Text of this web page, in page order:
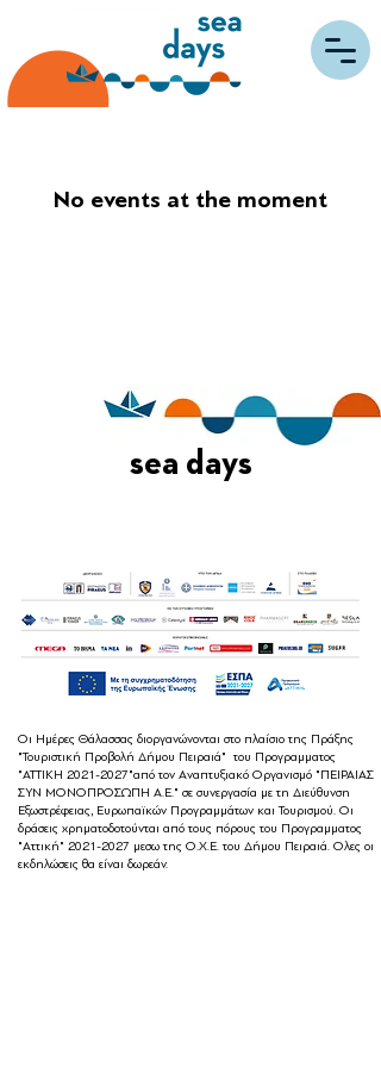
No events at the moment
sea days
Οι Ημέρες Θάλασσας διοργανώνονται στο πλαίσιο της Πράξης
"Τουριστική Προβολή Δήμου Πειραιά" του Προγραμματος
"ΑΤΤΙΚΗ 2021-2027"από τον Αναπτυξιακό Οργανισμό "ΠΕΙΡΑΙΑΣ
ΣΥΝ ΜΟΝΟΠΡΟΣΩΠΗ Α.Ε." σε συνεργασία με τη Διεύθυνση
Εξωστρέφειας, Ευρωπαϊκών Προγραμμάτων και Τουρισμού. Οι
δράσεις χρηματοδοτούνται από τους πόρους του Προγραμματος
"Αττική" 2021-2027 μεσω της Ο.Χ.Ε. του Δήμου Πειραιά. Ολες οι
εκδηλώσεις θα είναι δωρεάν.